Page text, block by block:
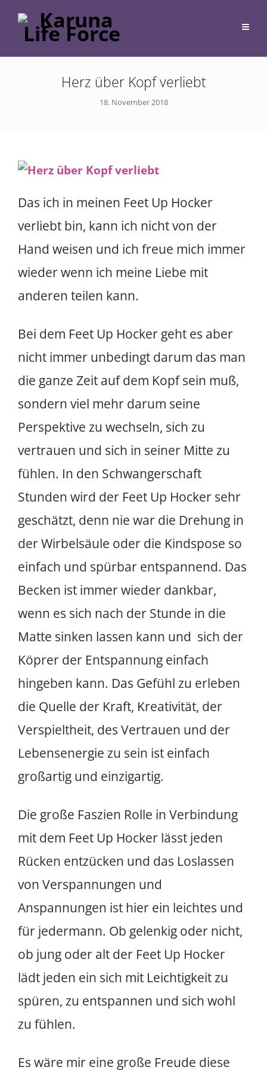
Herz über Kopf verliebt
18. November 2018
Das ich in meinen Feet Up Hocker
verliebt bin, kann ich nicht von der
Hand weisen und ich freue mich immer
wieder wenn ich meine Liebe mit
anderen teilen kann.
Bei dem Feet Up Hocker geht es aber
nicht immer unbedingt darum das man
die ganze Zeit auf dem Kopf sein muß,
sondern viel mehr darum seine
Perspektive zu wechseln, sich zu
vertrauen und sich in seiner Mitte zu
fühlen. In den Schwangerschaft
Stunden wird der Feet Up Hocker sehr
geschätzt, denn nie war die Drehung in
der Wirbelsäule oder die Kindspose so
einfach und spürbar entspannend. Das
Becken ist immer wieder dankbar,
wenn es sich nach der Stunde in die
Matte sinken lassen kann und sich der
Köprer der Entspannung einfach
hingeben kann. Das Gefühl zu erleben
die Quelle der Kraft, Kreativität, der
Verspieltheit, des Vertrauen und der
Lebensenergie zu sein ist einfach
großartig und einzigartig.
Die große Faszien Rolle in Verbindung
mit dem Feet Up Hocker lässt jeden
Rücken entzücken und das Loslassen
von Verspannungen und
Anspannungen ist hier ein leichtes und
für jedermann. Ob gelenkig oder nicht,
ob jung oder alt der Feet Up Hocker
lädt jeden ein sich mit Leichtigkeit zu
spüren, zu entspannen und sich wohl
zu fühlen.
Es wäre mir eine große Freude diese